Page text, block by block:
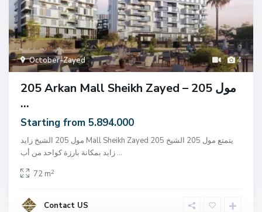
4
October-Zayed
205 Arkan Mall Sheikh Zayed – مول 205
...
Starting from 5.894.000
مول 205 الشيخ زايد Mall Sheikh Zayed 205 يتمتع مول 205 الشيخ
...
72 m2
Contact US